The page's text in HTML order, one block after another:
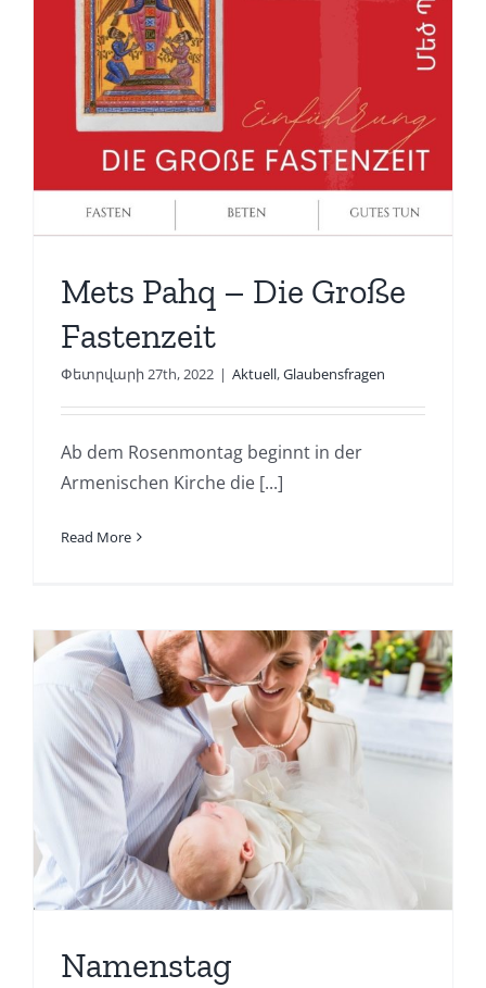
Mets Pahq – Die Große
Fastenzeit
Փետրվարի 27th, 2022 | Aktuell,Glaubensfragen
Ab dem Rosenmontag beginnt in der
Armenischen Kirche die [...]
Read More
Namenstag